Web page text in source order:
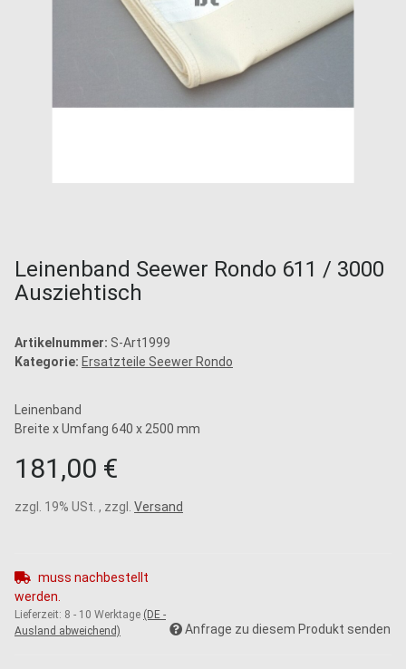
Leinenband Seewer Rondo 611 / 3000
Ausziehtisch
Artikelnummer: S-Art1999
Kategorie: Ersatzteile Seewer Rondo
Leinenband
Breite x Umfang 640 x 2500 mm
181,00 €
zzgl. 19% USt. , zzgl. Versand
muss nachbestellt
werden.
Lieferzeit: 8 - 10 Werktage (DE -
Ausland abweichend)
Anfrage zu diesem Produkt senden